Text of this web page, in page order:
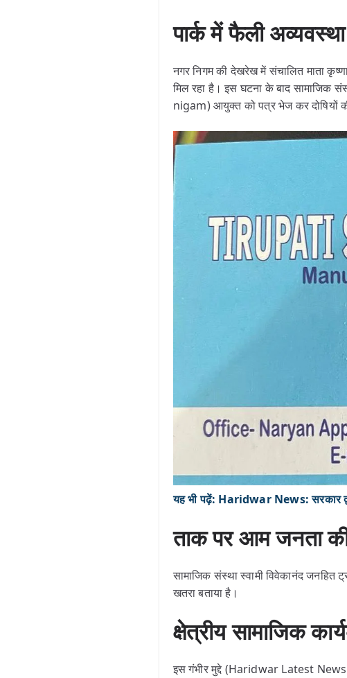
पार्क में फैली
नगर निगम की देखरेख में संचालित माता
मिल रहा है। इस घटना के बाद सामाजिक
nigam) आयुक्त को पत्र भेज कर दोषियों
यह भी पढ़ें: Haridwar News: सरकार
ताक पर आम जनता की
सामाजिक संस्था स्वामी विवेकानंद जनहित
खतरा बताया है।
क्षेत्रीय सामाजिक
इस गंभीर मुद्दे (Haridwar Latest